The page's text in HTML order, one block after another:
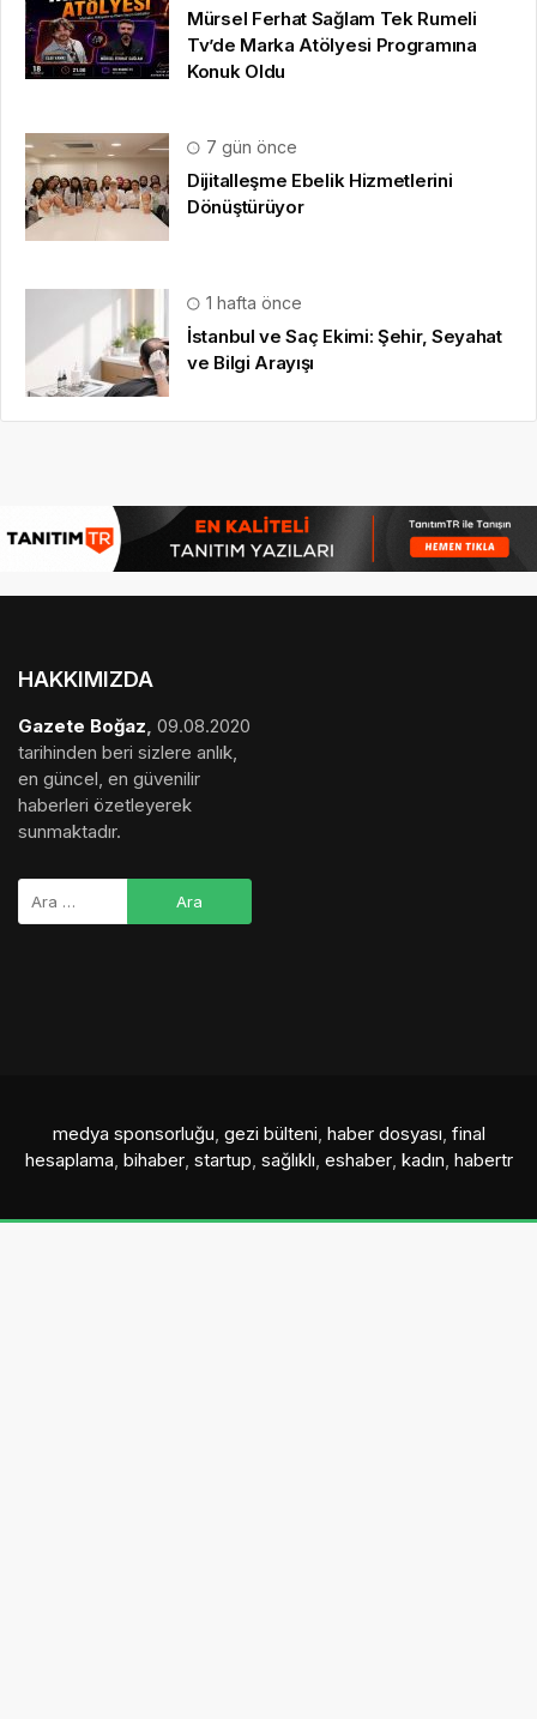
Mürsel Ferhat Sağlam Tek Rumeli
Tv’de Marka Atölyesi Programına
Konuk Oldu
7 gün önce
Dijitalleşme Ebelik Hizmetlerini
Dönüştürüyor
1 hafta önce
İstanbul ve Saç Ekimi: Şehir, Seyahat
ve Bilgi Arayışı
HAKKIMIZDA
Gazete Boğaz, 09.08.2020
tarihinden beri sizlere anlık,
en güncel, en güvenilir
haberleri özetleyerek
sunmaktadır.
medya sponsorluğu, gezi bülteni, haber dosyası, final
hesaplama, bihaber, startup, sağlıklı, eshaber, kadın, habertr